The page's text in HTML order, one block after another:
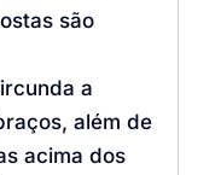
são
a
além de
acima dos